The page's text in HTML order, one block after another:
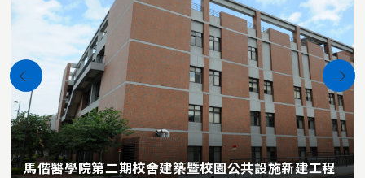
馬偕醫學院第二期校舍建築暨校園公共設施新建工程